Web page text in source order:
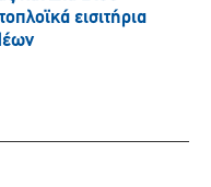
εισιτήρια